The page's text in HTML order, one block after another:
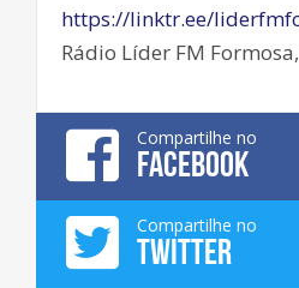
https://linktr.ee/
Rádio Líder FM
Compartilhe no
FACEBOOK
Compartilhe no
TWITTER